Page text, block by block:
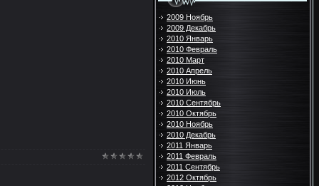
2009 Ноябрь
2009 Декабрь
2010 Январь
2010 Февраль
2010 Март
2010 Апрель
2010 Июнь
2010 Июль
2010 Сентябрь
2010 Октябрь
2010 Ноябрь
2010 Декабрь
2011 Январь
2011 Февраль
2011 Сентябрь
2012 Октябрь